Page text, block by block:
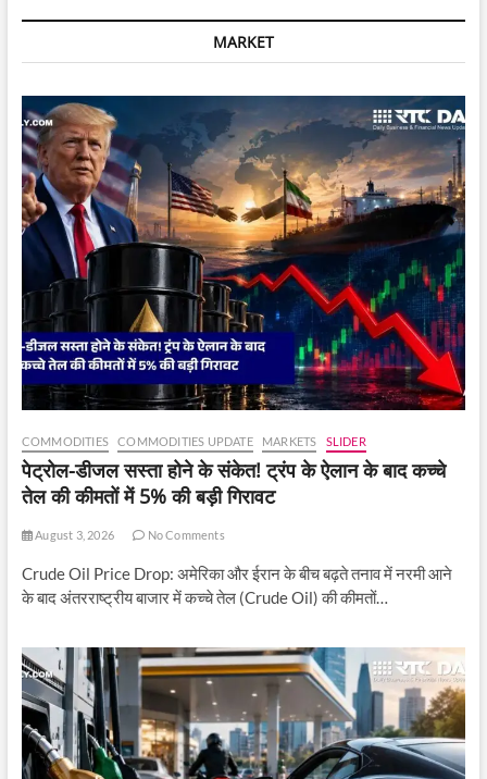
बढ़ीं,
ने
और
ऑफिस
पर
छापा
मारा।
MARKET
COMMODITIES COMMODITIES UPDATE MARKETS SLIDER
पेट्रोल-डीजल सस्ता होने के संकेत! ट्रंप के ऐलान के बाद कच्चे
तेल की कीमतों में 5% की बड़ी गिरावट
August 3, 2026 No Comments
Crude Oil Price Drop: अमेरिका और ईरान के बीच बढ़ते तनाव में नरमी आने
के बाद अंतरराष्ट्रीय बाजार में कच्चे तेल (Crude Oil) की कीमतों…